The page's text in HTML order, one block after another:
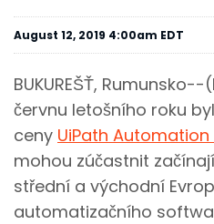
August 12, 2019 4:00am EDT
BUKUREŠŤ, Rumunsko--
červnu letošního roku
ceny UiPath Automation
mohou zúčastnit
střední a východní
automatizačního